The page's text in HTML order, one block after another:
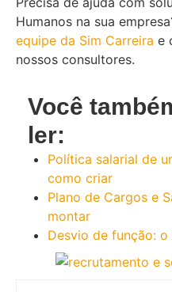
Humanos na sua
equipe da Sim Carreira e
nossos consultores.
Você
ler:
Política salarial de
como criar
Plano de Cargos e
montar
Desvio de função: